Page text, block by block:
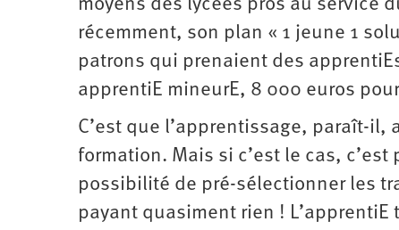
moyens des lycées pros au service
récemment, son plan « 1 jeune 1
patrons qui prenaient des
apprentiE mineurE, 8 000 euros
C’est que l’apprentissage, paraît-
formation. Mais si c’est le cas,
possibilité de pré-sélectionner les
payant quasiment rien !